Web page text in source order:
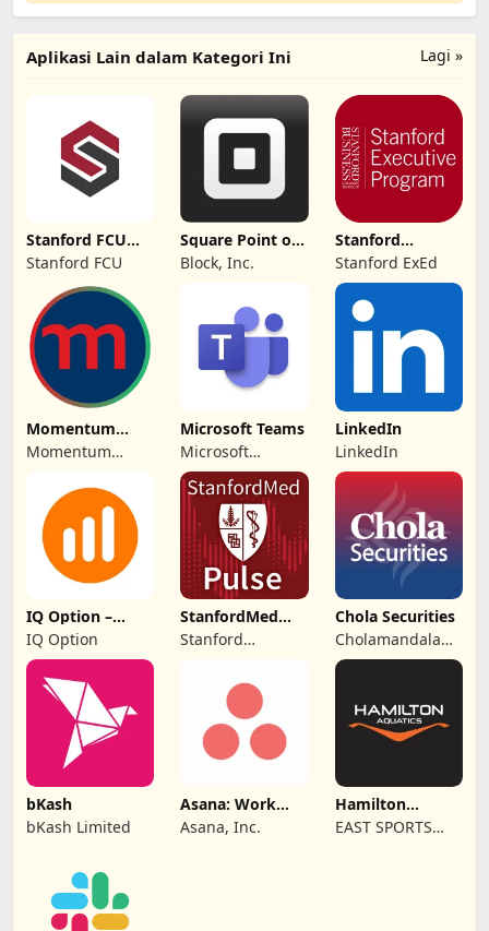
Lagi »
Aplikasi Lain dalam Kategori Ini
Stanford FCU
Mobile Banking
Stanford FCU
Square Point of
Sale - POS
Block, Inc.
Stanford
Executive
Education
Stanford ExEd
Momentum
Securities
Momentum
Microsoft Teams
Microsoft
Corporation
LinkedIn
LinkedIn
IQ Option –
Platform
Dagangan
IQ Option
StanfordMed
Pulse
Stanford
Chola Securities
Cholamandalam
Securities
bKash
bKash Limited
Asana: Work
Management
Asana, Inc.
Hamilton
Aquatics
EAST SPORTS